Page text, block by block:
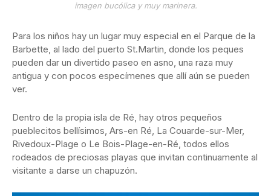
imagen bucólica y muy marinera.
Para los niños hay un lugar muy especial en el Parque de la
Barbette, al lado del puerto St.Martin, donde los peques
pueden dar un divertido paseo en asno, una raza muy
antigua y con pocos especímenes que allí aún se pueden
ver.
Dentro de la propia isla de Ré, hay otros pequeños
pueblecitos bellísimos, Ars-en Ré, La Couarde-sur-Mer,
Rivedoux-Plage o Le Bois-Plage-en-Ré, todos ellos
rodeados de preciosas playas que invitan continuamente al
visitante a darse un chapuzón.